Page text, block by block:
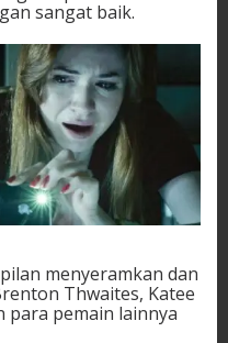
sangat baik.
menyeramkan dan
Thwaites, Katee
para pemain lainnya